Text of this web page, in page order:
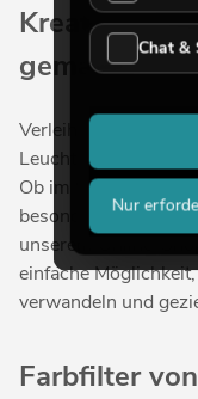
Kreative
gemacht
Verleihen Sie Ihren
Leuchtstoffröhren
Ob im
besonderen Events:
unserem Online-
einfache
verwandeln und
Farbfilter
Chat &
Nur